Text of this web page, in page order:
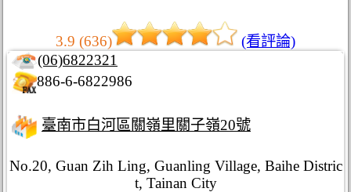
3.9 (636)
(看評論)
(06)6822321
886-6-6822986
臺南市白河區關嶺里關子嶺20號
No.20, Guan Zih Ling, Guanling Village, Baihe Distric
t, Tainan City